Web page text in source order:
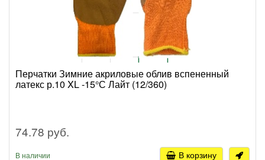
Перчатки Зимние акриловые облив вспененный
латекс р.10 XL -15°С Лайт (12/360)
74.78 руб.
В наличии В корзину